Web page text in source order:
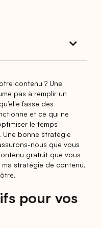
contenu ? Une
pas à remplir un
fasse des
et ce qui ne
le temps
Une bonne stratégie
nous que vous
gratuit que vous
stratégie de contenu,
pour vos